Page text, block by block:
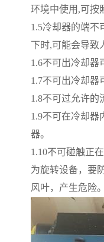
环境中使用 ,可按
1.5冷却器的端不
下时,可能会导致
1.6不可出冷却器
1.7不可出冷却器
1.8不可过允许的
1.9不可在冷却器
器。
1.10不可碰触正
为旋转设备，要
风叶，产生危险。